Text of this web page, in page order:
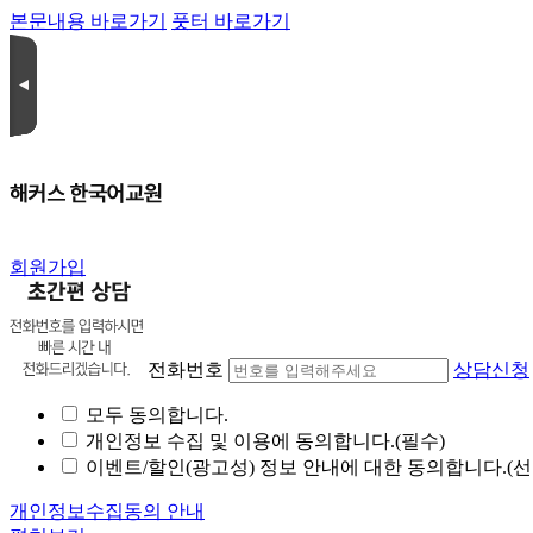
본문내용 바로가기 풋터 바로가기
회원가입
전화번호 상담신청
모두 동의합니다.
개인정보 수집 및 이용에 동의합니다.(필수)
이벤트/할인(광고성) 정보 안내에 대한 동의합니다.(
개인정보수집동의 안내